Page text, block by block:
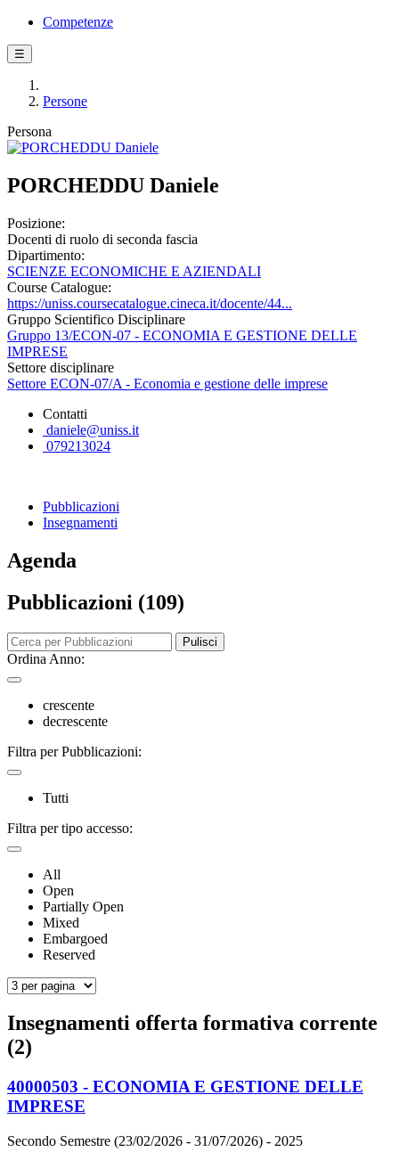
Competenze
☰
Persone
Persona
PORCHEDDU Daniele
Posizione:
Docenti di ruolo di seconda fascia
Dipartimento:
SCIENZE ECONOMICHE E AZIENDALI
Course Catalogue:
https://uniss.coursecatalogue.cineca.it/docente/44...
Gruppo Scientifico Disciplinare
Gruppo 13/ECON-07 - ECONOMIA E GESTIONE DELLE
IMPRESE
Settore disciplinare
Settore ECON-07/A - Economia e gestione delle imprese
Contatti
daniele@uniss.it
079213024
Pubblicazioni
Insegnamenti
Agenda
Pubblicazioni (109)
Pulisci
Ordina Anno:
crescente
decrescente
Filtra per Pubblicazioni:
Tutti
Filtra per tipo accesso:
All
Open
Partially Open
Mixed
Embargoed
Reserved
Insegnamenti offerta formativa corrente
(2)
40000503 - ECONOMIA E GESTIONE DELLE
IMPRESE
Secondo Semestre (23/02/2026 - 31/07/2026) - 2025